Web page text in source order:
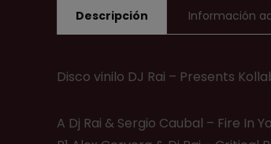
Descripción Información
Disco vinilo DJ Rai – Presents
A Dj Rai & Sergio Caubal – Fire In